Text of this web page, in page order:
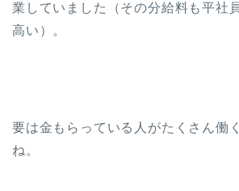
業していました（その分給料も平社
高い）。
要は金もらっている人がたくさん働
ね。